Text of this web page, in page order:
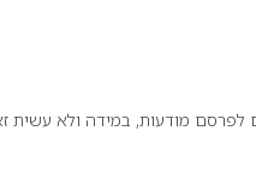
מודעות, במידה ולא עשית